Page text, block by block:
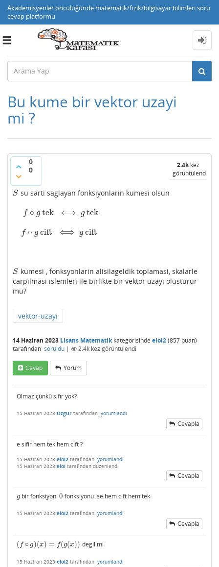
Akademisyenler öncülüğünde matematik/fizik/bilgisayar bilimleri soru
cevap platformu
Toggle
Bu kume bir vektor uzayi
mi ?
0
0
2.4kkez
görüntülendi
S
S su sarti saglayan fonksiyonlarin kumesi olsun
f ∘ gtek ⟺ gtek
gtek⟺gtek
f ∘ gcift ⟺ gcift
gcift⟺gcift
S
S kumesi , fonksyonlarin alisilageldik toplamasi, skalarle
carpilmasi islemleri ile birlikte bir vektor uzayi olusturur
mu?
vektor-uzayi
14 Haziran 2023 Lisans Matematikkategorisinde eloi2(857 puan)
tarafından soruldu | 2.4k kez görüntülendi
Cevap Yorum
Olmaz çünkü sıfır yok?
15 Haziran 2023 Ozgur tarafından yorumlandı
Cevapla
e sifir hem tek hem cift ?
15 Haziran 2023 eloi2 tarafından yorumlandı
15 Haziran 2023 eloi tarafından düzenlendi
Cevapla
g
g bir fonksiyon.0
0 fonksiyonu ise hem cift hem tek
15 Haziran 2023 eloi2 tarafından yorumlandı
Cevapla
( f ∘ g)(x) = f(g(x))
( ∘ g) (x)=f(g x) degil mi
15 Haziran 2023 eloi2 tarafından yorumlandı